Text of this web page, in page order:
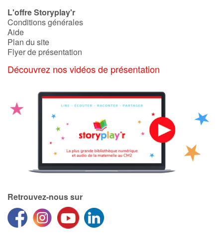
Fêtes et évènements
Amour et amitié
Sujets de société
Formats et illustrations
Catalogue anglais
Contraste +
Aide
Accueil
L'offre Storyplay'r
Conditions générales
Aide
Plan du site
Flyer de présentation
Découvrez nos vidéos de présentation
Retrouvez-nous sur